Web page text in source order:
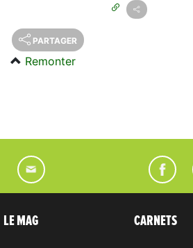
PARTAGER
Remonter
LE MAG CARNETS